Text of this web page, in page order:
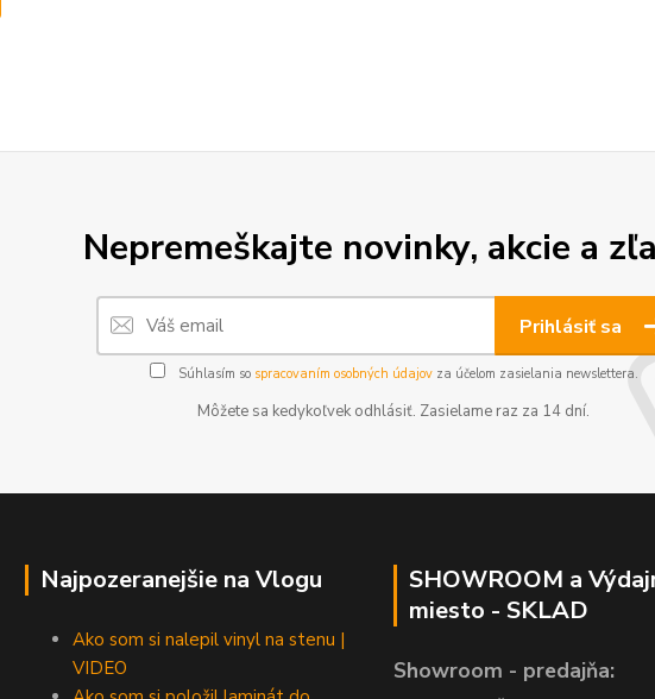
Nepremeškajte novinky, akcie a
Prihlásiť sa
Súhlasím so spracovaním osobných údajovza účelom zasielania newslettera.
Môžete sa kedykoľvek odhlásiť. Zasielame raz za 14 dní.
Najpozeranejšie na Vlogu
Ako som si nalepil vinyl na stenu |
VIDEO
SHOWROOM a
miesto - SKLAD
Showroom - predajňa: